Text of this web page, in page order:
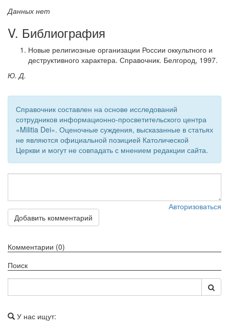
Данных нет
V. Библиография
Новые религиозные организации России оккультного и
деструктивного характера. Справочник. Белгород, 1997.
Ю. Д.
Справочник составлен на основе исследований
сотрудников информационно-просветительского центра
«Militia Dei». Оценочные суждения, высказанные в статьях
не являются официальной позицией Католической
Церкви и могут не совпадать с мнением редакции сайта.
Авторизоваться
Добавить комментарий
Комментарии (0)
Поиск
У нас ищут: